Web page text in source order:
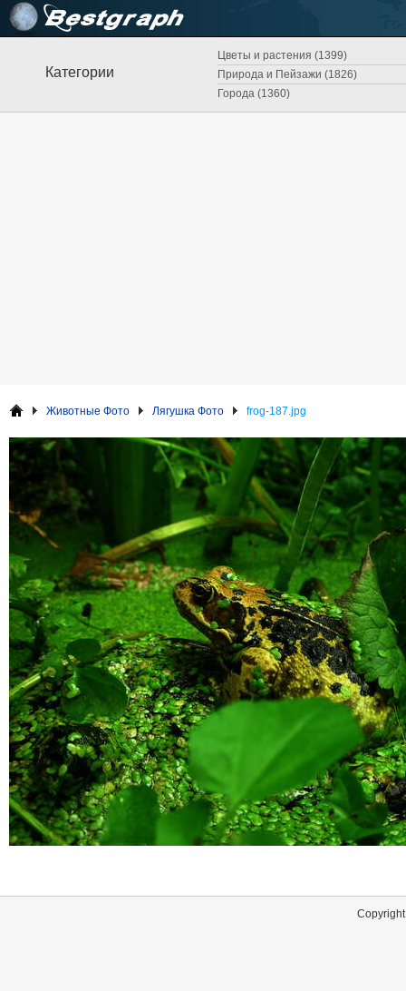
Категории
Цветы и растения (1399)
Природа и Пейзажи (1826)
Города (1360)
Животные Фото Лягушка Фото frog-187.jpg